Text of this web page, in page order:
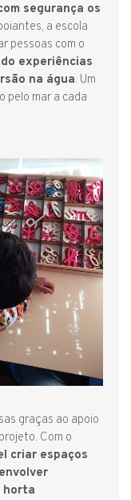
segurança os
a escola
pessoas com o
experiências
na água. Um
pelo mar a cada
graças ao apoio
Com o
criar espaços
horta